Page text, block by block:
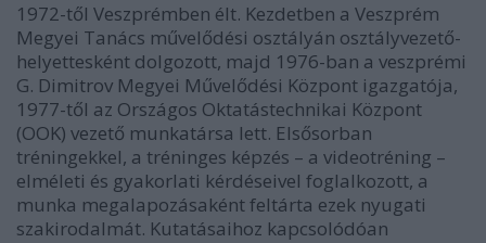
1972-től Veszprémben élt. Kezdetben a Veszprém
Megyei Tanács művelődési osztályán osztályvezető-
helyettesként dolgozott, majd 1976-ban a veszprémi
G. Dimitrov Megyei Művelődési Központ igazgatója,
1977-től az Országos Oktatástechnikai Központ
(OOK) vezető munkatársa lett. Elsősorban
tréningekkel, a tréninges képzés – a videotréning –
elméleti és gyakorlati kérdéseivel foglalkozott, a
munka megalapozásaként feltárta ezek nyugati
szakirodalmát. Kutatásaihoz kapcsolódóan